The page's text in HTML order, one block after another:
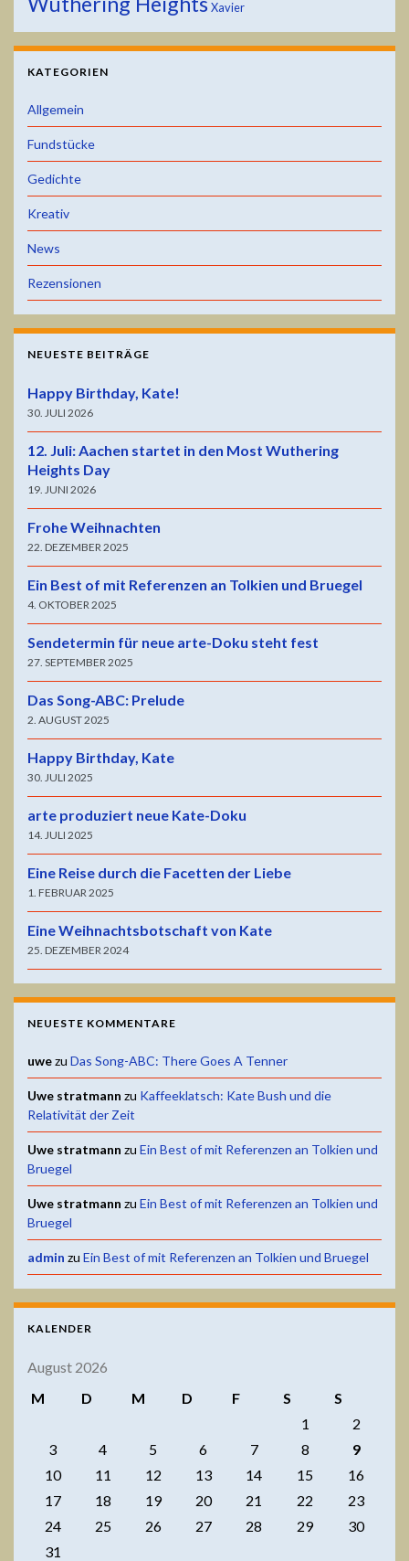
Xavier
KATEGORIEN
Allgemein
Fundstücke
Gedichte
Kreativ
News
Rezensionen
NEUESTE BEITRÄGE
Happy Birthday, Kate!
30. JULI 2026
12. Juli: Aachen startet in den Most Wuthering
Heights Day
19. JUNI 2026
Frohe Weihnachten
22. DEZEMBER 2025
Ein Best of mit Referenzen an Tolkien und Bruegel
4. OKTOBER 2025
Sendetermin für neue arte-Doku steht fest
27. SEPTEMBER 2025
Das Song-ABC: Prelude
2. AUGUST 2025
Happy Birthday, Kate
30. JULI 2025
arte produziert neue Kate-Doku
14. JULI 2025
Eine Reise durch die Facetten der Liebe
1. FEBRUAR 2025
Eine Weihnachtsbotschaft von Kate
25. DEZEMBER 2024
NEUESTE KOMMENTARE
uwezu Das Song-ABC: There Goes A Tenner
Uwe stratmann zu Kaffeeklatsch: Kate Bush und die
Relativität der Zeit
Uwe stratmann zu Ein Best of mit Referenzen an Tolkien und
Bruegel
Uwe stratmann zu Ein Best of mit Referenzen an Tolkien und
Bruegel
admin zu Ein Best of mit Referenzen an Tolkien und Bruegel
KALENDER
August 2026
M
D M D F S
S
1
2
3
4 5 6 7 8
9
10
11 12 13 14 15
16
17
18 19 20 21 22
23
24
25 26 27 28 29
30
31